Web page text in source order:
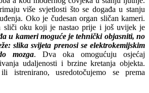
više svjetlosti što se događa u stanju
Oko je čudesan organ sličan kameri.
sliči oku koji je nastao prije i još uvijek je
u kameri moguće je tehnički objasniti, no
slika svijeta prenosi se elektrokemijskim
mozga. Dva oka omogućuju osjećaj
udaljenosti i brzine kretanja objekta.
istrenirano, usredotočujemo se prema